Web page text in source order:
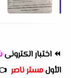
⏪ اختبار الكترونى
الأولمستر ناصر